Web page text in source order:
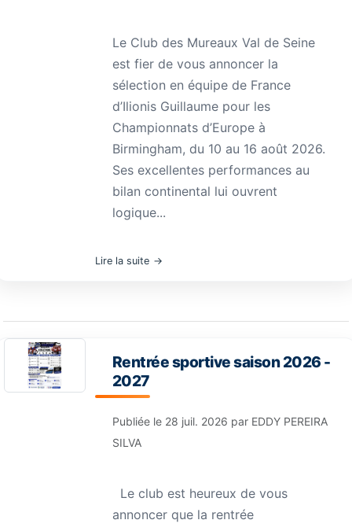
Le Club des Mureaux Val de Seine
est fier de vous annoncer la
sélection en équipe de France
d’Ilionis Guillaume pour les
Championnats d’Europe à
Birmingham, du 10 au 16 août 2026.
Ses excellentes performances au
bilan continental lui ouvrent
logique...
Lire la suite
Rentrée sportive saison 2026 -
2027
Publiée le 28 juil. 2026 par EDDY PEREIRA
SILVA
Le club est heureux de vous
annoncer que la rentrée